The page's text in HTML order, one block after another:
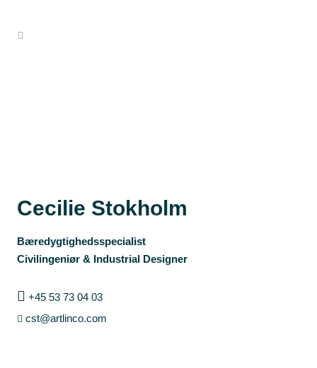
Cecilie Stokholm
Bæredygtighedsspecialist
Civilingeniør & Industrial Designer
+45 53 73 04 03
cst@artlinco.com